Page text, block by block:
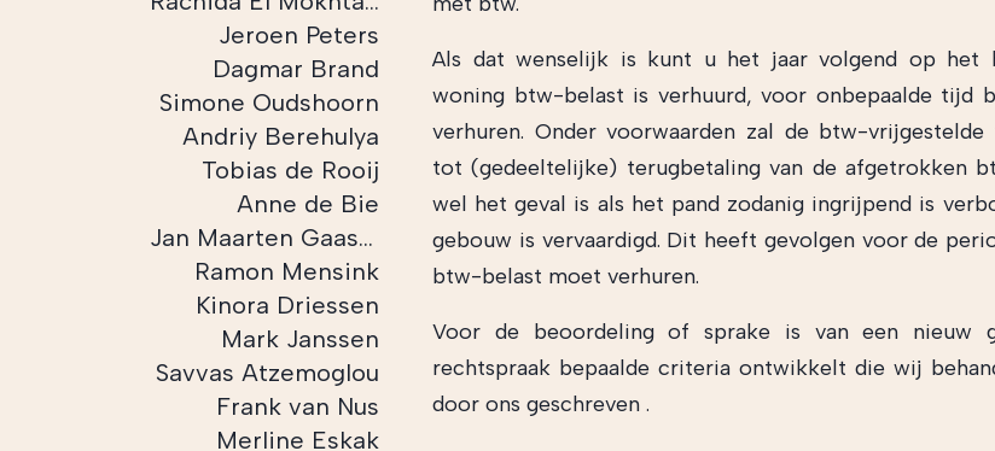
Als dat wenselijk is kunt u het jaar volgend op het
woning btw-belast is verhuurd, voor onbepaalde tijd
verhuren. Onder voorwaarden zal de btw-
tot (gedeeltelijke) terugbetaling van de afgetrokken
wel het geval is als het pand zodanig ingrijpend is
gebouw is vervaardigd. Dit heeft gevolgen voor de
btw-belast moet verhuren.
Voor de beoordeling of sprake is van een nieuw
rechtspraak bepaalde criteria ontwikkelt die wij
door ons geschreven .
Jeroen Peters
Dagmar Brand
Simone Oudshoorn
Andriy Berehulya
Tobias de Rooij
Anne de Bie
Jan Maarten Gaasbeek
Ramon Mensink
Kinora Driessen
Mark Janssen
Savvas Atzemoglou
Frank van Nus
Merline Eskak